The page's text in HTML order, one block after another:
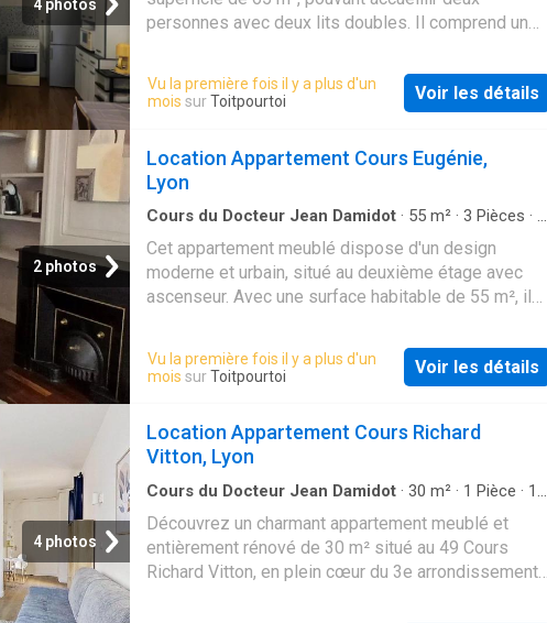
également d'une cave et d'une place de parking au
sein de la résidence
4 photos
personnes avec deux lits doubles. Il comprend un
Vu la première fois il y a plus d'un
mois surToitpourtoi Voir les détails
2 photos
Location Appartement Cours Eugénie,
Lyon
Cours du Docteur Jean Damidot · 55 m² · 3 Pièces · 1
Cet appartement meublé dispose d'un design
moderne et urbain, situé au deuxième étage avec
ascenseur. Avec une surface habitable de 55 m², il
Vu la première fois il y a plus d'un
mois surToitpourtoi Voir les détails
4 photos
Location Appartement Cours Richard
Vitton, Lyon
Cours du Docteur Jean Damidot · 30 m² · 1 Pièce · 1
Découvrez un charmant appartement meublé et
entièrement rénové de 30 m² situé au 49 Cours
Richard Vitton, en plein cœur du 3e arrondissement